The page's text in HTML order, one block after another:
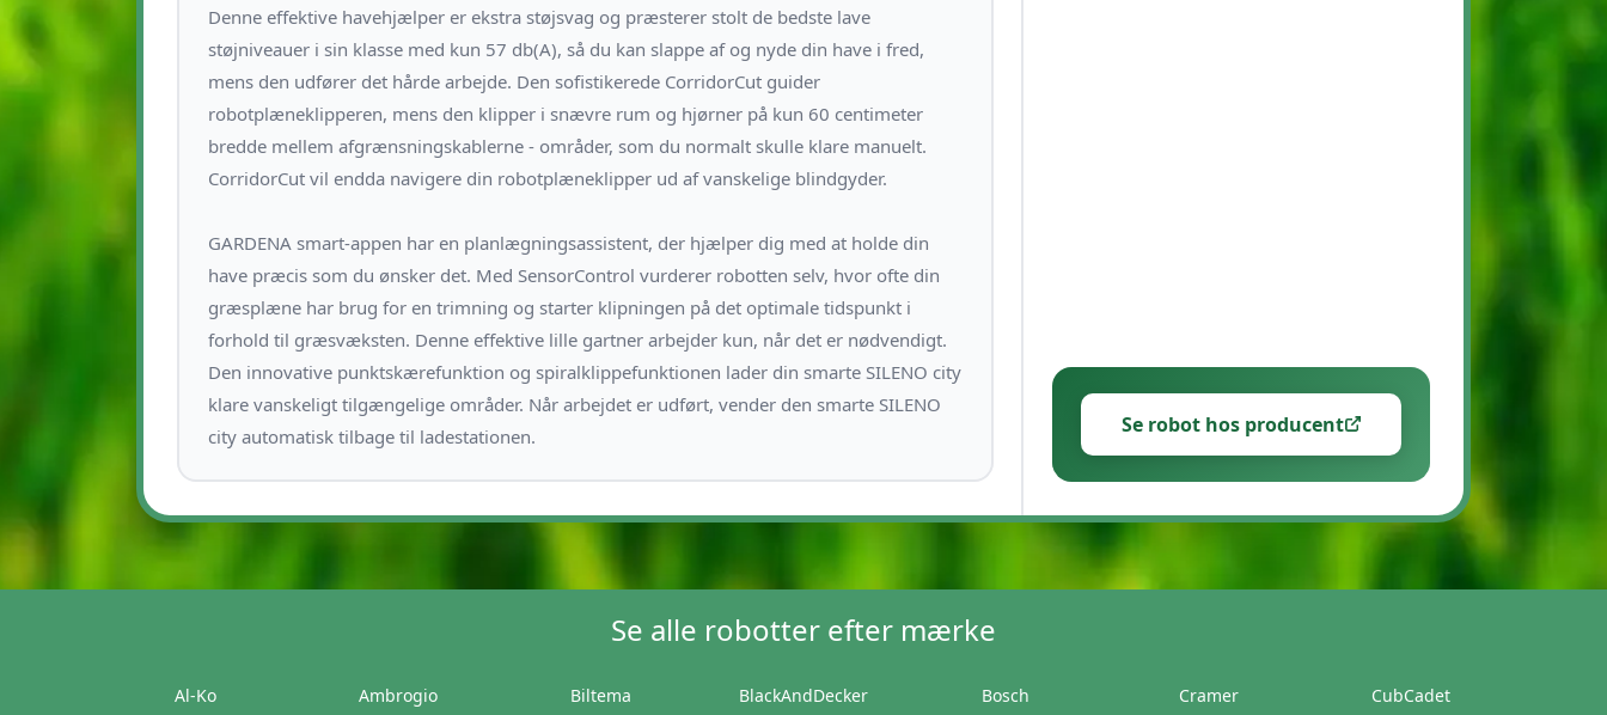
Denne effektive havehjælper er ekstra støjsvag og præsterer stolt de bedste lave
støjniveauer i sin klasse med kun 57 db(A), så du kan slappe af og nyde din have i fred,
mens den udfører det hårde arbejde. Den sofistikerede CorridorCut guider
robotplæneklipperen, mens den klipper i snævre rum og hjørner på kun 60 centimeter
bredde mellem afgrænsningskablerne - områder, som du normalt skulle klare manuelt.
CorridorCut vil endda navigere din robotplæneklipper ud af vanskelige blindgyder.
GARDENA smart-appen har en planlægningsassistent, der hjælper dig med at holde din
have præcis som du ønsker det. Med SensorControl vurderer robotten selv, hvor ofte din
græsplæne har brug for en trimning og starter klipningen på det optimale tidspunkt i
forhold til græsvæksten. Denne effektive lille gartner arbejder kun, når det er nødvendigt.
Den innovative punktskærefunktion og spiralklippefunktionen lader din smarte SILENO city
klare vanskeligt tilgængelige områder. Når arbejdet er udført, vender den smarte SILENO
city automatisk tilbage til ladestationen.
Se robot hos producent
Se alle robotter efter mærke
Al-Ko Ambrogio Biltema BlackAndDecker Bosch Cramer CubCadet